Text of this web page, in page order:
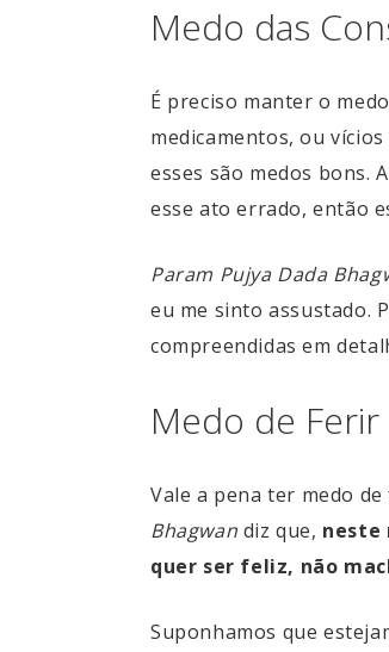
Medo das
É preciso manter o
medicamentos, ou
esses são medos bons.
esse ato errado, então
Param Pujya Dada
eu me sinto assustado.
compreendidas em
Medo de
Vale a pena ter medo
Bhagwan diz que, neste
quer ser feliz, não
Suponhamos que